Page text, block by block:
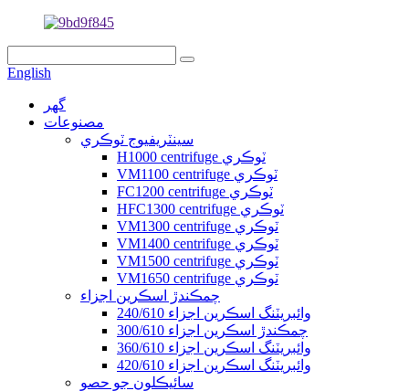
English
گهر
مصنوعات
سينٽريفيوج ٽوڪري
H1000 centrifuge ٽوڪري
VM1100 centrifuge ٽوڪري
FC1200 centrifuge ٽوڪري
HFC1300 centrifuge ٽوڪري
VM1300 centrifuge ٽوڪري
VM1400 centrifuge ٽوڪري
VM1500 centrifuge ٽوڪري
VM1650 centrifuge ٽوڪري
چمڪندڙ اسڪرين اجزاء
240/610 وائبريٽنگ اسڪرين اجزاء
300/610 چمڪندڙ اسڪرين اجزاء
360/610 وائبريٽنگ اسڪرين اجزاء
420/610 وائبريٽنگ اسڪرين اجزاء
سائيڪلون جو حصو